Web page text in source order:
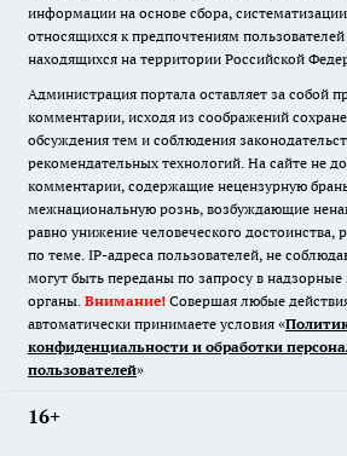
информации на основе сбора,
относящихся к предпочтениям
находящихся на территории Российской
Администрация портала оставляет за собой
комментарии, исходя из соображений
обсуждения тем и соблюдения
рекомендательных технологий. На сайте не
комментарии, содержащие нецензурную
межнациональную рознь, возбуждающие
равно унижение человеческого достоинства,
по теме. IP-адреса пользователей, не
могут быть переданы по запросу в
органы. Внимание! Совершая любые
автоматически принимаете условия «
конфиденциальности и обработки
пользователей»
16+